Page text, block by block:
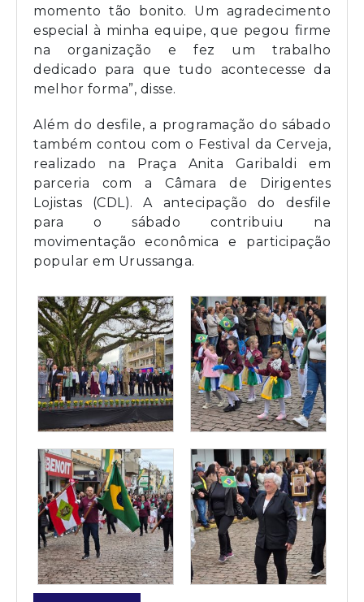
momento tão bonito. Um agradecimento
especial à minha equipe, que pegou firme
na organização e fez um trabalho
dedicado para que tudo acontecesse da
melhor forma”, disse.
Além do desfile, a programação do sábado
também contou com o Festival da Cerveja,
realizado na Praça Anita Garibaldi em
parceria com a Câmara de Dirigentes
Lojistas (CDL). A antecipação do desfile
para o sábado contribuiu na
movimentação econômica e participação
popular em Urussanga.